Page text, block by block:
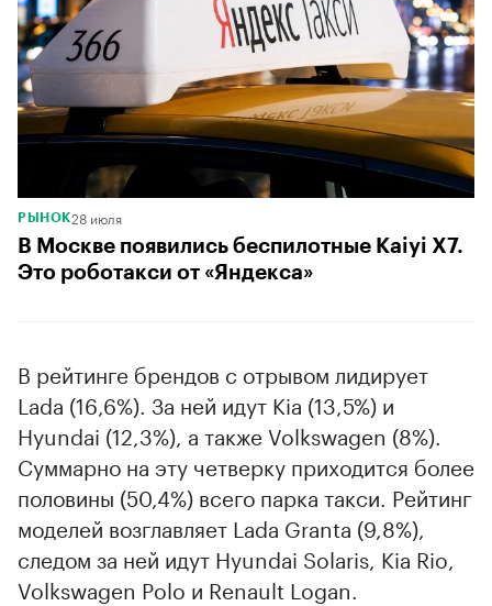
РЫНОК28 июля
В Москве появились беспилотные Kaiyi X7.
Это роботакси от «Яндекса»
В рейтинге брендов с отрывом лидирует
Lada (16,6%). За ней идут Kia (13,5%) и
Hyundai (12,3%), а также Volkswagen (8%).
Суммарно на эту четверку приходится более
половины (50,4%) всего парка такси. Рейтинг
моделей возглавляет Lada Granta (9,8%),
следом за ней идут Hyundai Solaris, Kia Rio,
Volkswagen Polo и Renault Logan.